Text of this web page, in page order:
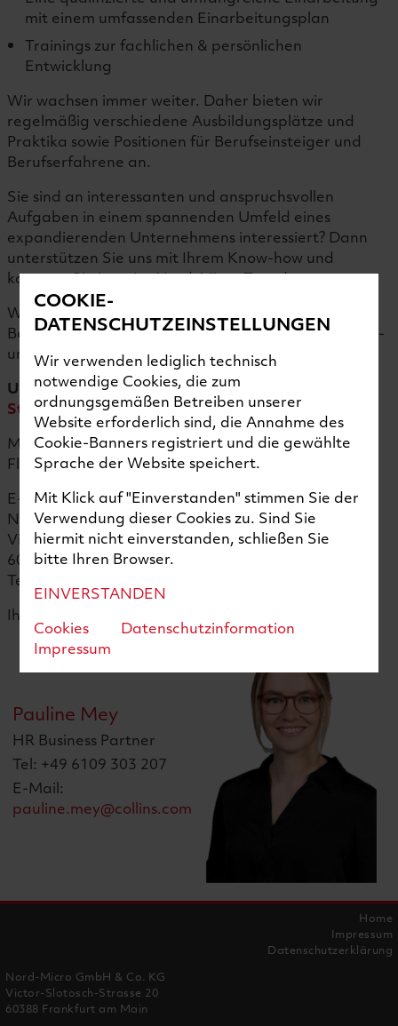
mit einem umfassenden Einarbeitungsplan
Trainings zur fachlichen & persönlichen
Entwicklung
Wir wachsen immer weiter. Daher bieten wir
regelmäßig verschiedene Ausbildungsplätze und
Praktika sowie Positionen für Berufseinsteiger und
Berufserfahrene an.
Sie sind an interessanten und anspruchsvollen
Aufgaben in einem spannenden Umfeld eines
expandierenden Unternehmens interessiert? Dann
unterstützen Sie uns mit Ihrem Know-how und
kommen Sie jetzt ins Nord-Micro Team!
Wir freuen uns auf Ihre vollständigen
Bewerbungsunterlagen (Lebenslauf sowie Abschluss-
und Arbeitszeugnisse).
Unsere aktuellen Stellenangebote finden Sie bei
StepStone.
Mit Ihrer Unterstützung erreichen wir das nächste
Flight Level!
E-Mail: bewerbung@collins.com
Nord-Micro GmbH & Co. KG
Victor-Slotosch-Str. 20
60388 Frankfurt
Telefon: 06109 303-0
Ihre Ansprechpartnerin:
Pauline Mey
HR Business Partner
Tel: +49 6109 303 207
E-Mail:
pauline.mey@collins.com
Nord-Micro GmbH & Co. KG
Victor-Slotosch-Strasse 20
60388 Frankfurt am Main
Home
Impressum
Datenschutzerklärung
COOKIE-
DATENSCHUTZEINSTELLUNGEN
Wir verwenden lediglich technisch
notwendige Cookies, die zum
ordnungsgemäßen Betreiben unserer
Website erforderlich sind, die Annahme des
Cookie-Banners registriert und die gewählte
Sprache der Website speichert.
Mit Klick auf "Einverstanden" stimmen Sie der
Verwendung dieser Cookies zu. Sind Sie
hiermit nicht einverstanden, schließen Sie
bitte Ihren Browser.
EINVERSTANDEN
Cookies
Datenschutzinformation
Impressum